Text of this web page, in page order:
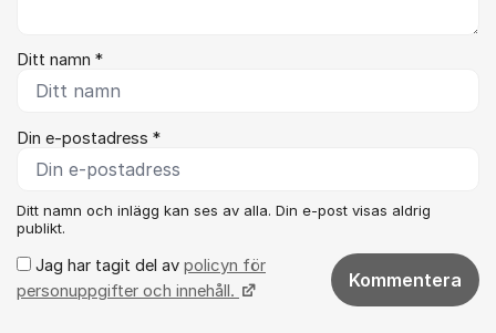
Ditt namn *
Din e-postadress *
Ditt namn och inlägg kan ses av alla. Din e-post visas aldrig
publikt.
Jag har tagit del av policyn för
personuppgifter och innehåll.
Kommentera